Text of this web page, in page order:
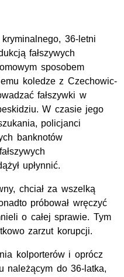
36-letni
fałszywych
sposobem
koledze z Czechowic-
fałszywki w
W czasie jego
policjanci
banknotów
upłynnić.
chciał za wszelką
próbował wręczyć
o całej sprawie. Tym
zarzut korupcji.
kolporterów i oprócz
należącym do 36-latka,